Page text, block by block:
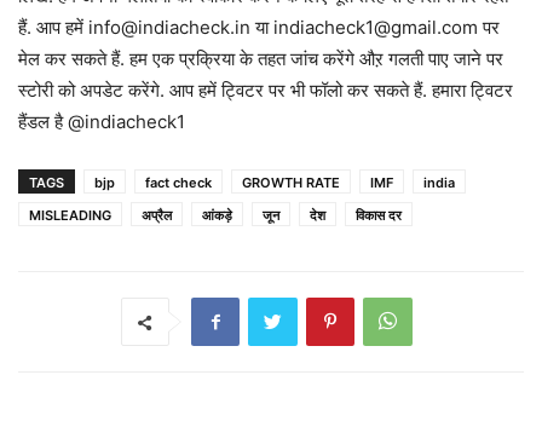
हैं. आप हमें info@indiacheck.in या indiacheck1@gmail.com पर
मेल कर सकते हैं. हम एक प्रक्रिया के तहत जांच करेंगे औऱ गलती पाए जाने पर
स्टोरी को अपडेट करेंगे. आप हमें ट्विटर पर भी फॉलो कर सकते हैं. हमारा ट्विटर
हैंडल है @indiacheck1
TAGS bjp fact check GROWTH RATE IMF
india
MISLEADING
अप्रैल आंकड़े जून देश विकास दर